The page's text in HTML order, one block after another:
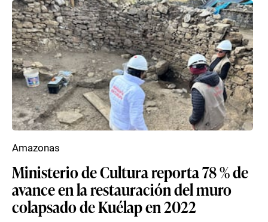
Ministerio de Cultura reporta 78 % de
avance en la restauración del muro
colapsado de Kuélap en 2022
Amazonas